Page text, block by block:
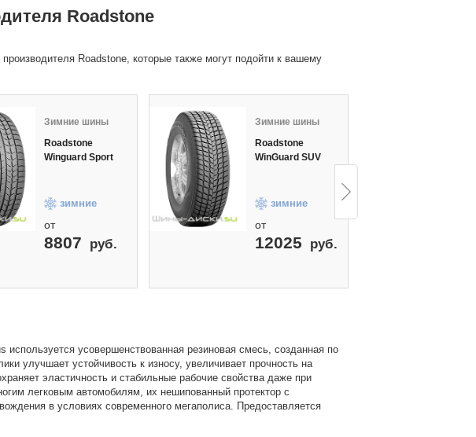
Roadstone
Roadstone, которые также могут подойти к вашему
Зимние шины
Roadstone
Winguard Sport
зимние
от
8807 руб.
Зимние шины
Roadstone
WinGuard SUV
зимние
от
12025 руб.
усовершенствованная резиновая смесь, созданная по
улучшает устойчивость к износу, увеличивает прочность на
эластичность и стабильные рабочие свойства даже при
легковым автомобилям, их нешипованный протектор с
в условиях современного мегаполиса. Предоставляется